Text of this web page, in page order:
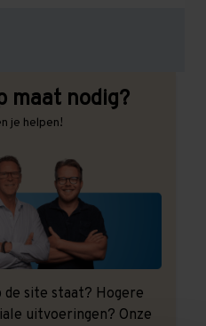
maat nodig?
je helpen!
de site staat? Hogere
uitvoeringen? Onze